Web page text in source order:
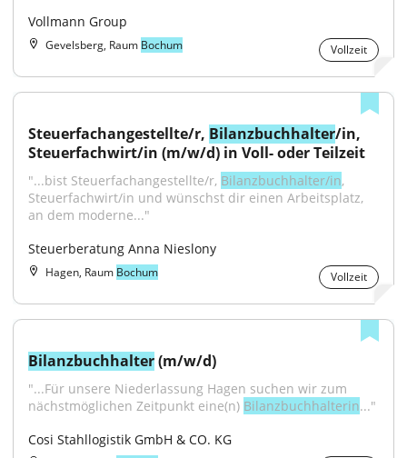
Vollmann Group
Gevelsberg, Raum Bochum Vollzeit
Steuerfachangestellte/r, Bilanzbuchhalter/in,
Steuerfachwirt/in (m/w/d) in Voll- oder Teilzeit
"...bist Steuerfachangestellte/r, Bilanzbuchhalter/in,
Steuerfachwirt/in und wünschst dir einen Arbeitsplatz,
an dem moderne..."
Steuerberatung Anna Nieslony
Hagen, Raum Bochum Vollzeit
Bilanzbuchhalter (m/w/d)
"...Für unsere Niederlassung Hagen suchen wir zum
nächstmöglichen Zeitpunkt eine(n) Bilanzbuchhalterin..."
Cosi Stahllogistik GmbH & CO. KG